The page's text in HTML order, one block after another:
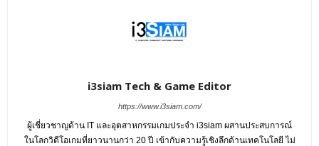
i3siam Tech & Game Editor
https://www.i3siam.com/
ผู้เชี่ยวชาญด้าน IT และอุตสาหกรรมเกมประจำ i3siam ผสานประสบการณ์
ในโลกวิดีโอเกมที่ยาวนานกว่า 20 ปี เข้ากับความรู้เชิงลึกด้านเทคโนโลยี ไม่